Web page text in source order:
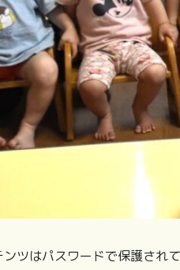
ンツはパスワードで保護され